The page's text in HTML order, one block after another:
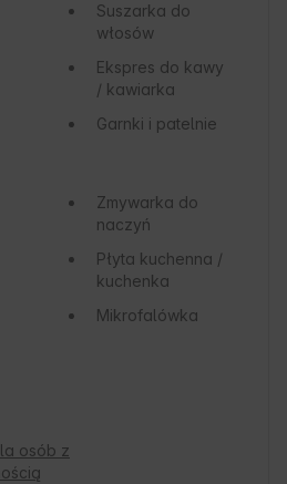
Suszarka do
włosów
Ekspres do kawy
/ kawiarka
Garnki i patelnie
Zmywarka do
naczyń
Płyta kuchenna /
kuchenka
Mikrofalówka
osób z